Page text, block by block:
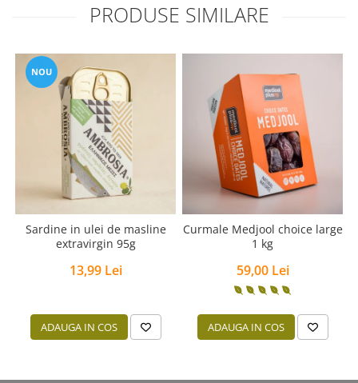
PRODUSE SIMILARE
NOU
Sardine in ulei de masline
extravirgin 95g
13,99 Lei
ADAUGA IN COS
Curmale Medjool choice large
1 kg
59,00 Lei
ADAUGA IN COS